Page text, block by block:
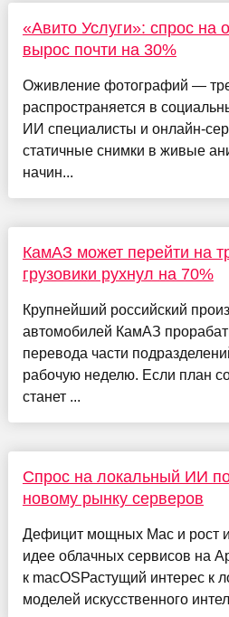
«Авито Услуги»: спрос на
вырос почти на 30%
Оживление фотографий —
распространяется в
ИИ специалисты и онлайн-
статичные снимки в живые
начин...
КамАЗ может перейти на
грузовики рухнул на 70%
Крупнейший российский
автомобилей КамАЗ
перевода части
рабочую неделю. Если план
станет ...
Спрос на локальный ИИ
новому рынку серверов
Дефицит мощных Mac и рост
идее облачных сервисов на
к macOSРастущий интерес к
моделей искусственного